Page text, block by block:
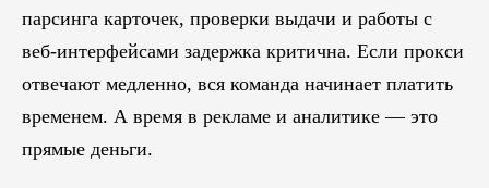
парсинга карточек, проверки выдачи и работы с
веб-интерфейсами задержка критична. Если прокси
отвечают медленно, вся команда начинает платить
временем. А время в рекламе и аналитике — это
прямые деньги.